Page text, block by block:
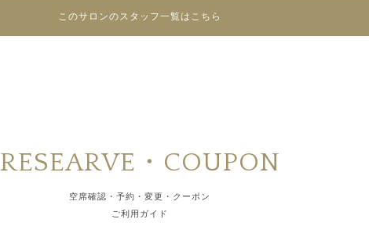
このサロンのスタッフ一覧はこちら
RESEARVE・COUPON
空席確認・予約・変更・クーポン
ご利用ガイド